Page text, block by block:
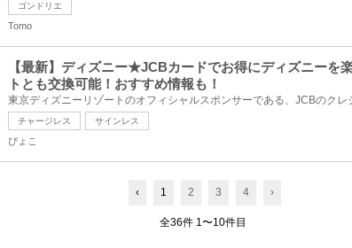
ゴンドリエ
Tomo
【最新】ディズニー★JCBカードでお得にディズニーを
トとも交換可能！おすすめ情報も！
チャージレス サインレス
ぴょこ
‹ 1 2 3 4 ›
全36件 1〜10件目